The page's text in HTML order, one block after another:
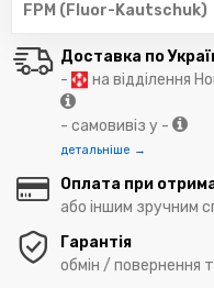
FPM (Fluor-Kautschuk)
Доставка по
-
на відділення
- самовивіз у -
детальніше →
Оплата при
або іншим зручним
Гарантія
обмін / повернення